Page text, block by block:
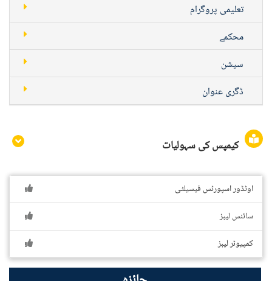
تعلیمی پروگرام
محکمے
سیشن
ڈگری عنوان
کیمپس کی سہولیات
اوٹڈور اسپورٹس فیسیلٹی
سائنس لیبز
کمپیوٹر لیبز